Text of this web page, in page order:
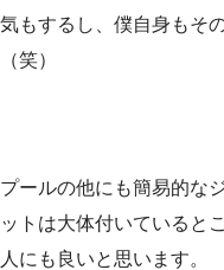
気もするし、僕自身もそ
（笑）
プールの他にも簡易的な
ットは大体付いていると
人にも良いと思います。